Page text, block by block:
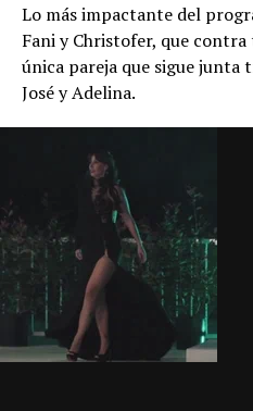
Lo más impactante del
Fani y Christofer, que
única pareja que sigue junta
José y Adelina.